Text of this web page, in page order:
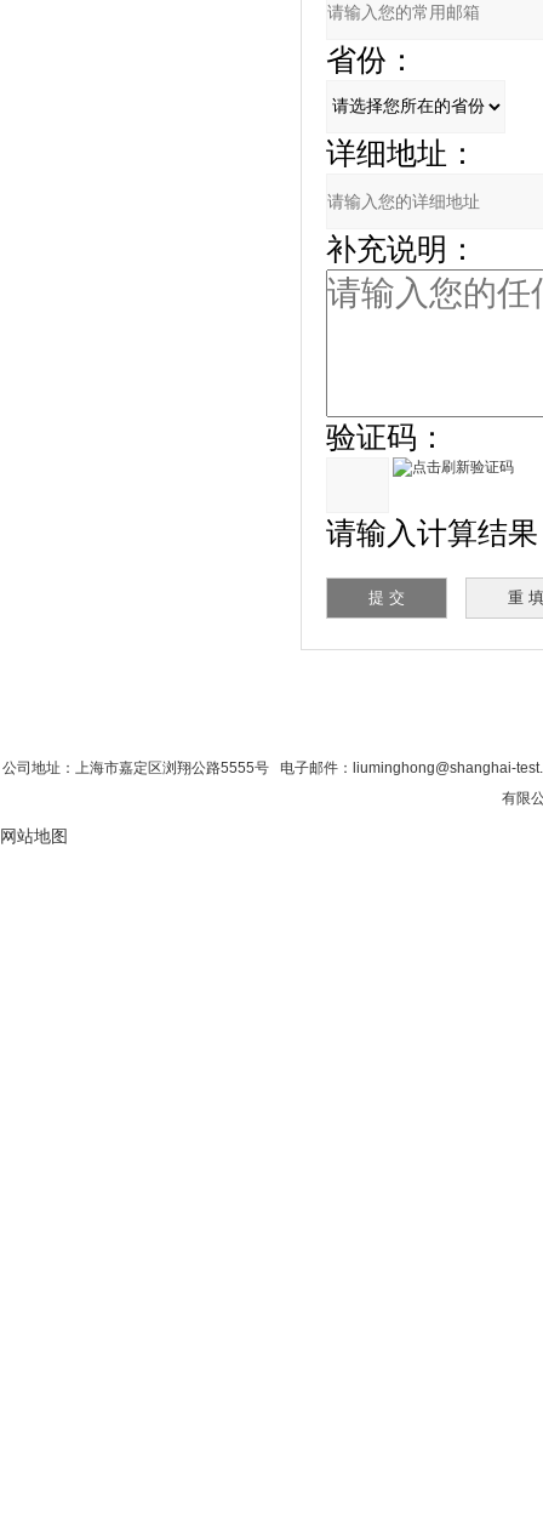
省份：
详细地址：
补充说明：
验证码：
请输入计算结果（
公司地址：上海市嘉定区浏翔公路5555号 电子邮件：liuminghong@shanghai-
有限公
网站地图